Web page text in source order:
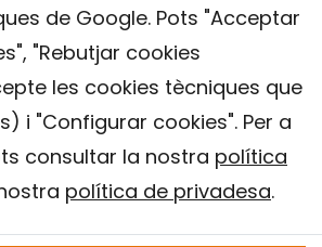
de Google. Pots "Acceptar
"Rebutjar cookies
les cookies tècniques que
i "Configurar cookies". Per a
consultar la nostra política
política de privadesa.